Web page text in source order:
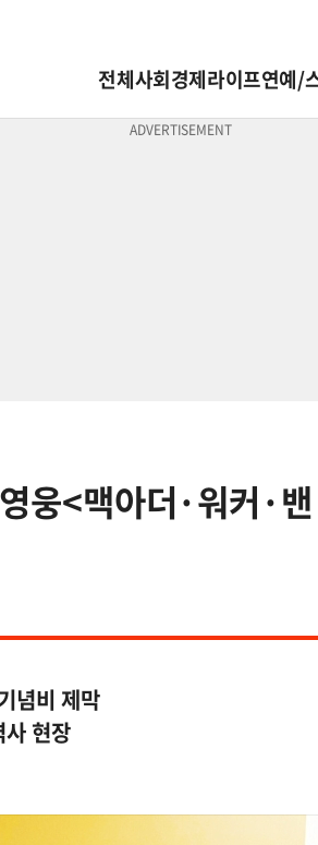
전체사회경제라이프연예/
웅<맥아더·워커·
념비 제막
현장